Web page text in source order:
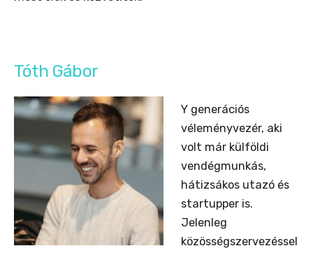
Tóth Gábor
Y generációs
véleményvezér, aki
volt már külföldi
vendégmunkás,
hátizsákos utazó és
startupper is.
Jelenleg
közösségszervezéssel